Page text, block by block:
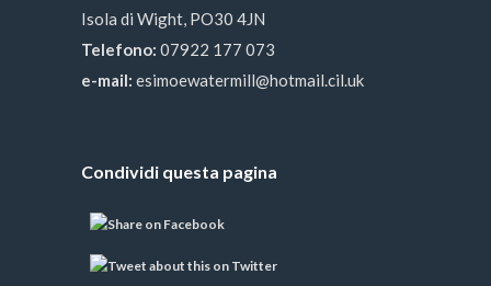
Isola di Wight, PO30 4JN
Telefono: 07922 177 073
e-mail: esimoewatermill@hotmail.cil.uk
Condividi questa pagina